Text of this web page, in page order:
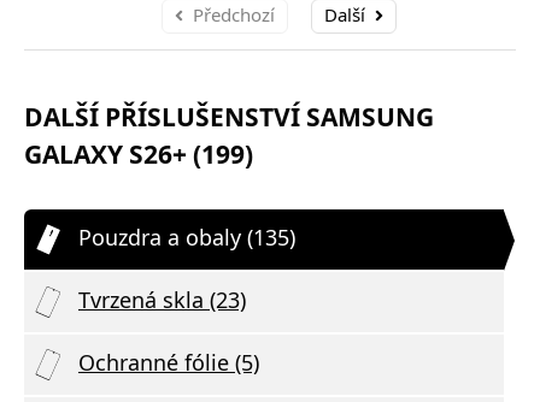
Předchozí Další
DALŠÍ PŘÍSLUŠENSTVÍ SAMSUNG
GALAXY S26+ (199)
Pouzdra a obaly (135)
Tvrzená skla (23)
Ochranné fólie (5)